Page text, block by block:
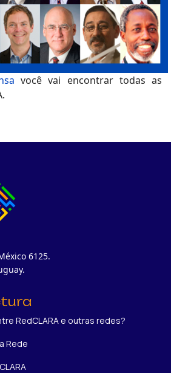
você vai encontrar todas as
6125.
RedCLARA e outras redes?
Rede